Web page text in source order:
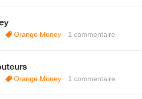
Orange Money 1 commentaire
Orange Money 1 commentaire